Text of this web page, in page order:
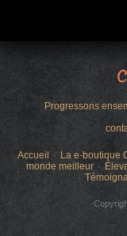
Progressons
Accueil La e-boutique
monde meilleur